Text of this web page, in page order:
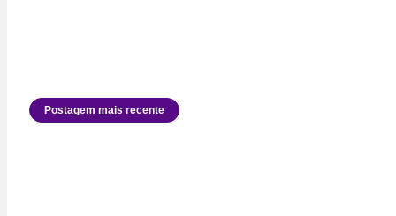
Postagem mais recente